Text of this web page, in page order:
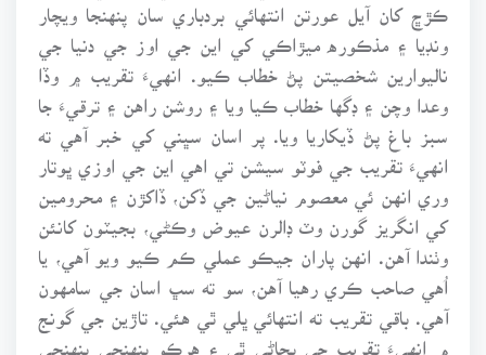
ڪڙڇ کان آيل عورتن انتهائي بردباري سان پنهنجا ويچار
ونڊيا ۽ مذڪوره ميڙاڪي کي اين جي اوز جي دنيا جي
ناليوارين شخصيتن پڻ خطاب ڪيو. انهيءَ تقريب ۾ وڏا
وعدا وچن ۽ ڊگها خطاب ڪيا ويا ۽ روشن راهن ۽ ترقيءَ جا
سبز باغ پڻ ڏيکاريا ويا. پر اسان سڀني کي خبر آهي ته
انهيءَ تقريب جي فوٽو سيشن تي اهي اين جي اوزي ڀوتار
وري انهن ئي معصوم نياڻين جي ڏکن، ڏاکڙن ۽ محرومين
کي انگريز گورن وٽ ڊالرن عيوض وڪڻي، بجيٽون کانئن
وٺندا آهن. انهن پاران جيڪو عملي ڪم ڪيو ويو آهي، يا
اُهي صاحب ڪري رهيا آهن، سو ته سڀ اسان جي سامهون
آهي. باقي تقريب ته انتهائي ڀلي ٿي هئي. تاڙين جي گونج
۾ انهيءَ تقريب جي پڄاڻي ٿي ۽ هرڪو پنهنجي پنهنجي